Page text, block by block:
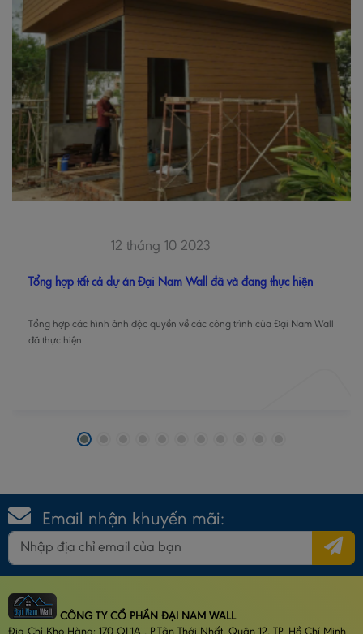
12 tháng 10 2023
Tổng hợp tất cả dự án Đại Nam Wall đã và đang thực hiện
Tổng hợp các hình ảnh độc quyền về các công trình của Đại Nam Wall
đã thực hiện
Email nhận khuyến mãi:
CÔNG TY CỔ PHẦN ĐẠI NAM WALL